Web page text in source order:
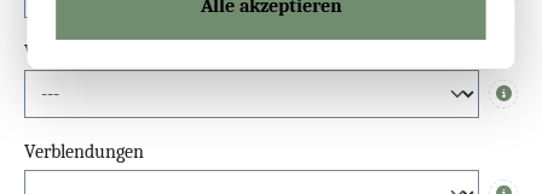
Waschbeckenlicht-Spiegel
Info
Verblendungen
Alle akzeptieren